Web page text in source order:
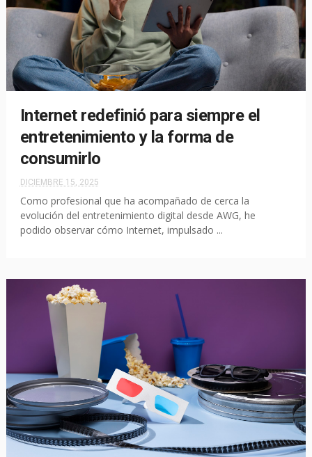
Internet redefinió para siempre el
entretenimiento y la forma de
consumirlo
DICIEMBRE 15, 2025
Como profesional que ha acompañado de cerca la
evolución del entretenimiento digital desde AWG, he
podido observar cómo Internet, impulsado ...